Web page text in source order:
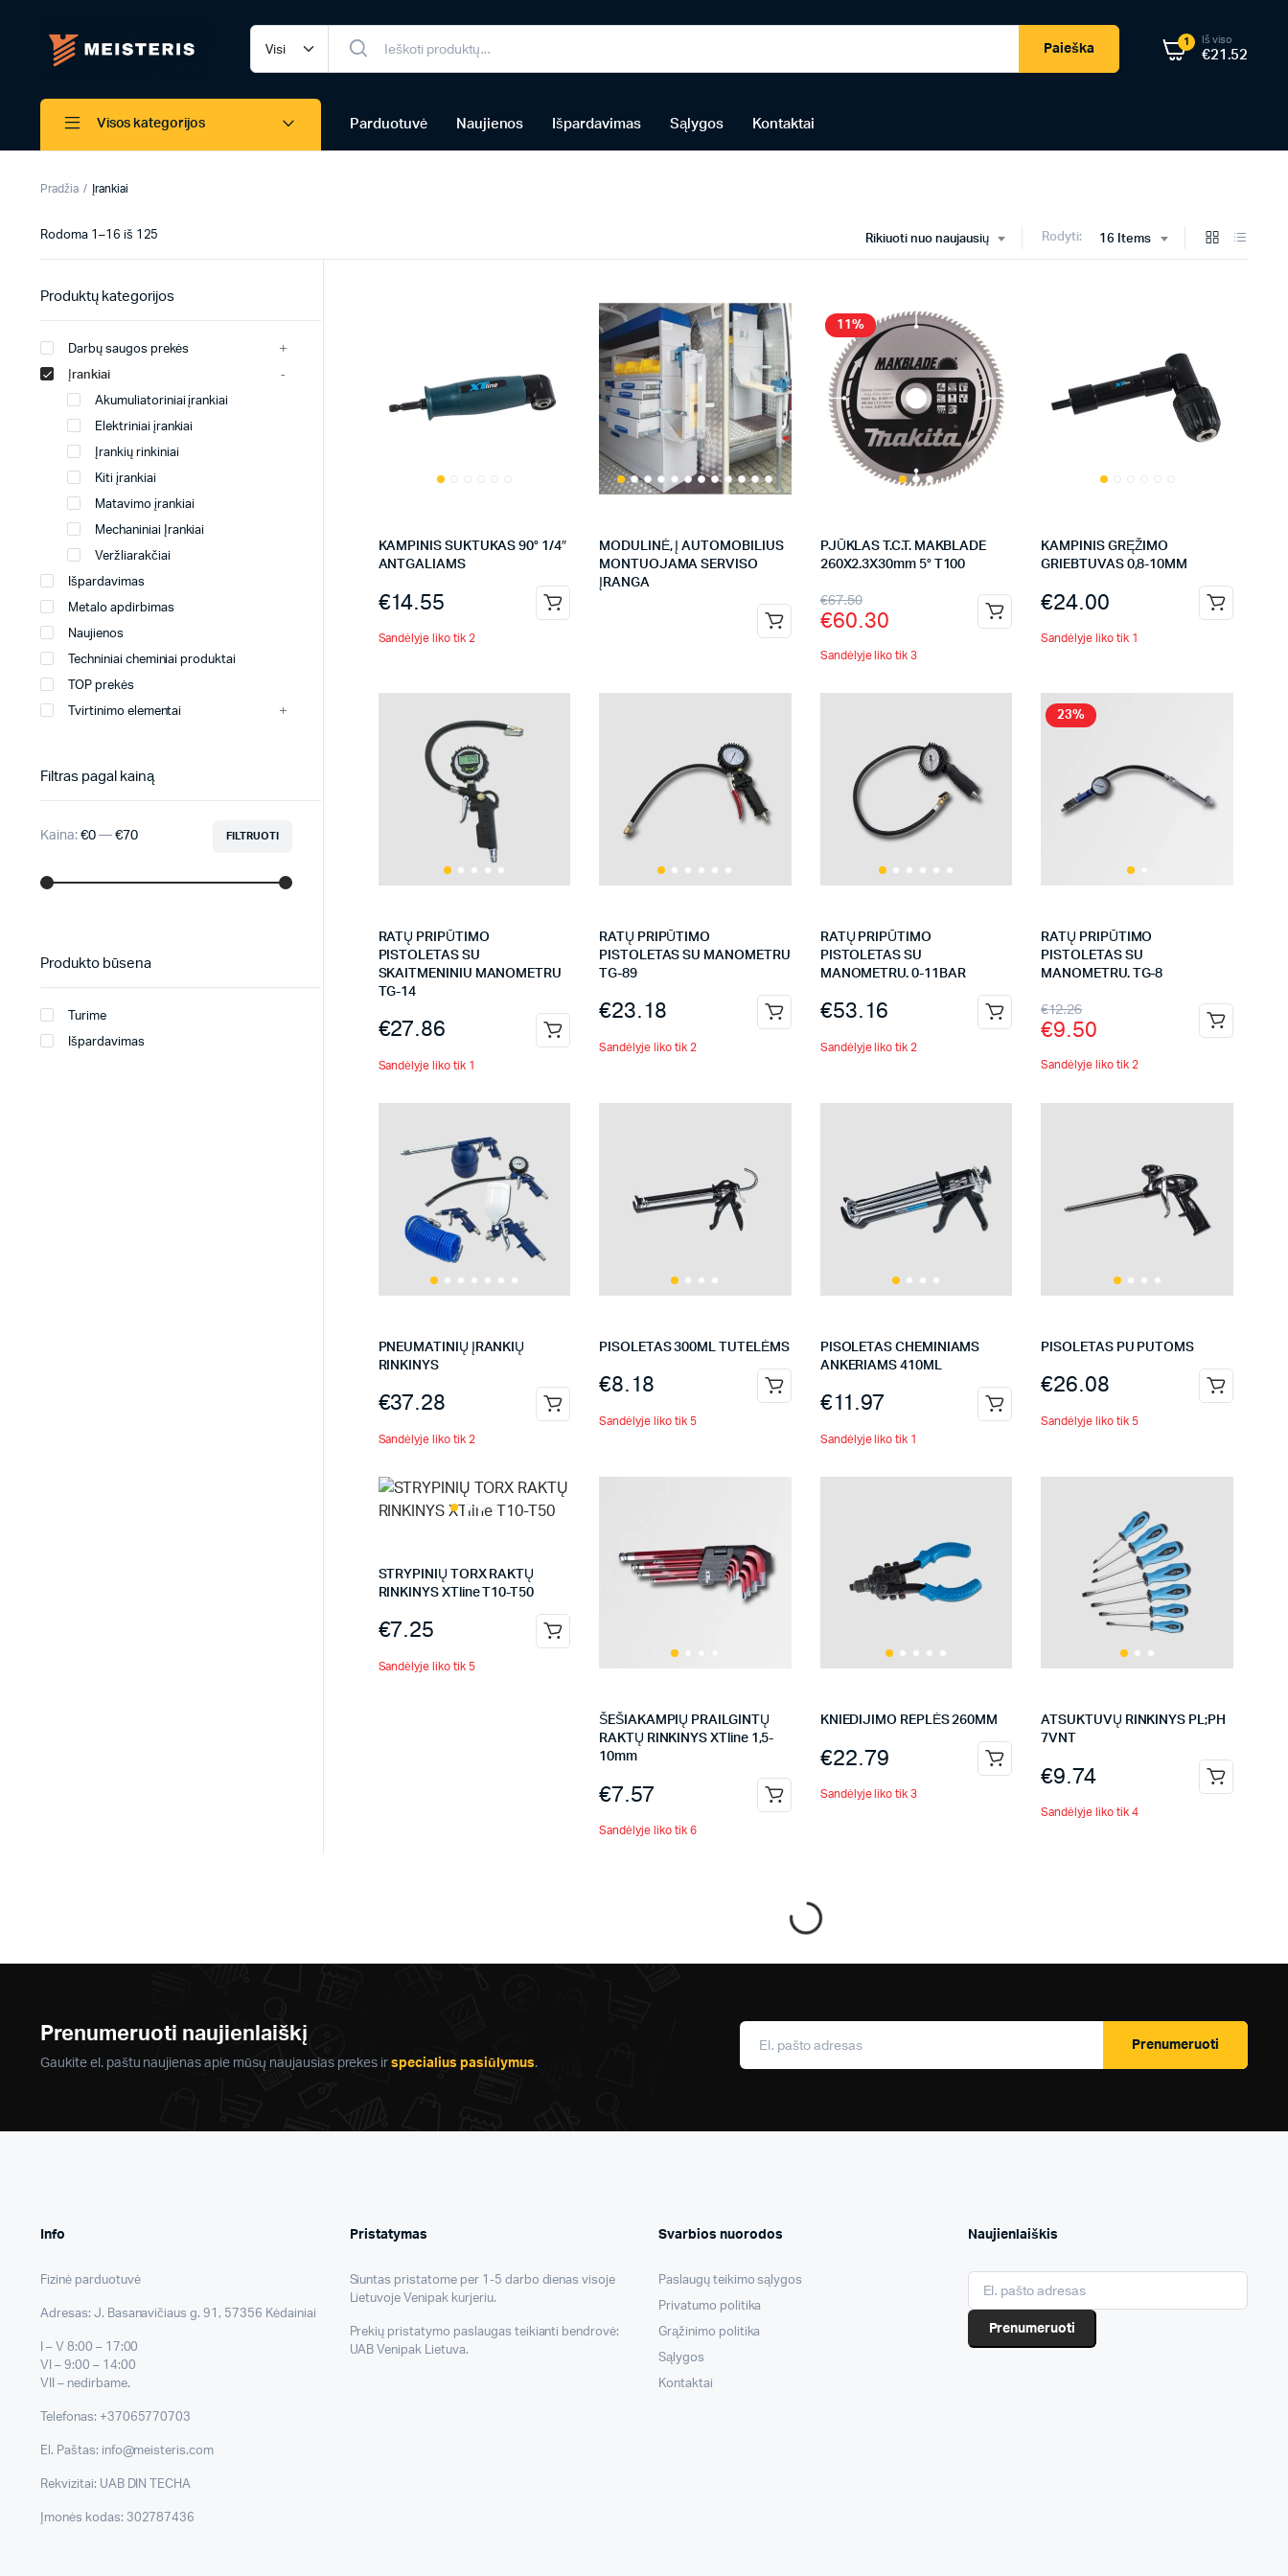
Paieška 1 Iš viso
€21.52
Visos kategorijos Parduotuvė Naujienos Išpardavimas Sąlygos Kontaktai
Pradžia Įrankiai
Rikiuoti nuo naujausių Rodyti: 16 Items
Rodoma 1–16 iš 125
KAMPINIS SUKTUKAS 90° 1/4″
ANTGALIAMS
€14.55
Sandėlyje liko tik 2
MODULINĖ, Į AUTOMOBILIUS
MONTUOJAMA SERVISO
ĮRANGA
11%
PJŪKLAS T.C.T. MAKBLADE
260X2.3X30mm 5° T100
€67.50
€60.30
Sandėlyje liko tik 3
KAMPINIS GRĘŽIMO
GRIEBTUVAS 0,8-10MM
€24.00
Sandėlyje liko tik 1
RATŲ PRIPŪTIMO
PISTOLETAS SU
SKAITMENINIU MANOMETRU
TG-14
€27.86
Sandėlyje liko tik 1
RATŲ PRIPŪTIMO
PISTOLETAS SU MANOMETRU
TG-89
€23.18
Sandėlyje liko tik 2
RATŲ PRIPŪTIMO
PISTOLETAS SU
MANOMETRU. 0-11BAR
€53.16
Sandėlyje liko tik 2
23%
RATŲ PRIPŪTIMO
PISTOLETAS SU
MANOMETRU. TG-8
€12.26
€9.50
Sandėlyje liko tik 2
PNEUMATINIŲ ĮRANKIŲ
RINKINYS
€37.28
Sandėlyje liko tik 2
PISOLETAS 300ML TUTELĖMS
€8.18
Sandėlyje liko tik 5
PISOLETAS CHEMINIAMS
ANKERIAMS 410ML
€11.97
Sandėlyje liko tik 1
PISOLETAS PU PUTOMS
€26.08
Sandėlyje liko tik 5
STRYPINIŲ TORX RAKTŲ
RINKINYS XTline T10-T50
€7.25
Sandėlyje liko tik 5
ŠEŠIAKAMPIŲ PRAILGINTŲ
RAKTŲ RINKINYS XTline 1,5-
10mm
€7.57
Sandėlyje liko tik 6
KNIEDIJIMO REPLĖS 260MM
€22.79
Sandėlyje liko tik 3
ATSUKTUVŲ RINKINYS PL;PH
7VNT
€9.74
Sandėlyje liko tik 4
Produktų kategorijos
Darbų saugos prekės
Įrankiai
Akumuliatoriniai įrankiai
Elektriniai įrankiai
Įrankių rinkiniai
Kiti įrankiai
Matavimo įrankiai
Mechaniniai Įrankiai
Veržliarakčiai
Išpardavimas
Metalo apdirbimas
Naujienos
Techniniai cheminiai produktai
TOP prekės
Tvirtinimo elementai
Filtras pagal kainą
FILTRUOTI
Kaina: €0— €70
Produkto būsena
Turime
Išpardavimas
Prenumeruoti naujienlaiškį
Gaukite el. paštu naujienas apie mūsų naujausias prekes irspecialius pasiūlymus.
Prenumeruoti
Info
Fizinė parduotuvė
Adresas: J. Basanavičiaus g. 91, 57356 Kėdainiai
I – V 8:00 – 17:00
VI – 9:00 – 14:00
VII – nedirbame.
Telefonas: +37065770703
El. Paštas: info@meisteris.com
Rekvizitai: UAB DIN TECHA
Įmonės kodas: 302787436
Pristatymas
Siuntas pristatome per 1-5 darbo dienas visoje
Lietuvoje Venipak kurjeriu.
Prekių pristatymo paslaugas teikianti bendrovė:
UAB Venipak Lietuva.
Svarbios nuorodos
Paslaugų teikimo sąlygos
Privatumo politika
Grąžinimo politika
Sąlygos
Kontaktai
Naujienlaiškis
Prenumeruoti